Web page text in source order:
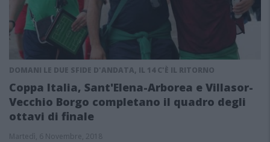
DOMANI LE DUE SFIDE D'ANDATA, IL 14 C'È IL RITORNO
Coppa Italia, Sant'Elena-Arborea e Villasor-
Vecchio Borgo completano il quadro degli
ottavi di finale
Martedì, 6 Novembre, 2018